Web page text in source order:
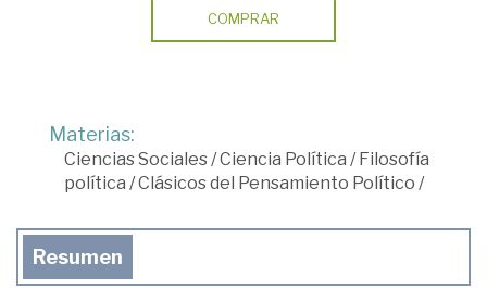
COMPRAR
Materias:
Ciencias Sociales/Ciencia Política /Filosofía
política /Clásicos del Pensamiento Político /
Resumen